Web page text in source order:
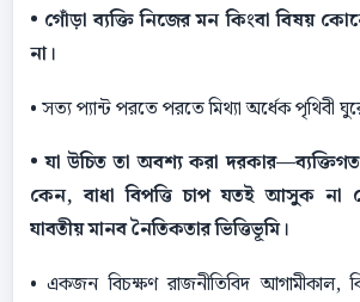
• গোঁড়া ব্যক্তি নিজের মন কিংবা বিষয়
না।
• সত্য প্যান্ট পরতে পরতে মিথ্যা অর্ধেক পৃথিবী
• যা উচিত তা অবশ্য করা
কেন, বাধা বিপত্তি চাপ যতই আসুক না
যাবতীয় মানব নৈতিকতার ভিত্তিভূমি।
• একজন বিচক্ষণ রাজনীতিবিদ আগামীকাল,